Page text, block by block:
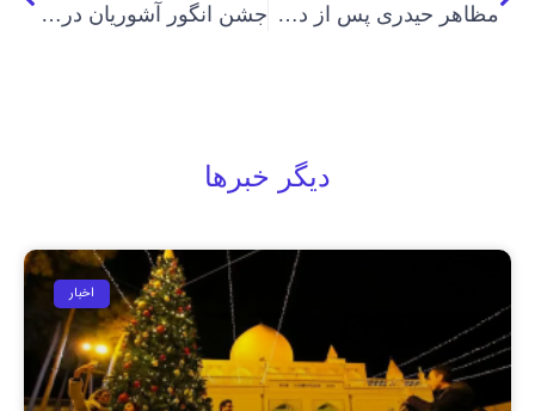
مظاهر حیدری پس از دوختن پلک‌‌هایش از حبس آزاد شد جشن انگور آشوریان در ارومیه؛ مقاومت اقلیت‌های مذهبی برای اجرای مناسک
دیگر خبرها
اخبار